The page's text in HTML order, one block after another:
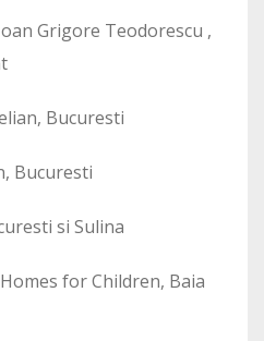
Grigore Teodorescu ,
Bucuresti
Bucuresti
si Sulina
for Children, Baia